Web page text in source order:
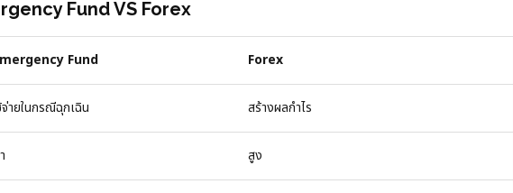
Fund VS Forex
Fund Forex
จ่ายในกรณีฉุกเฉิน สร้างผลกำไร
สูง